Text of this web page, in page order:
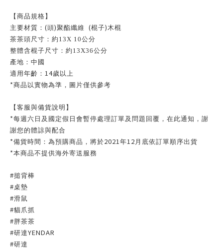
【商品規格】
主要材質： (頭)聚酯纖維 (棍子)木棍
茶茶頭尺寸：約13X 10公分
整體含棍子尺寸：約13X36公分
產地：中國
適用年齡： 14歲以上
*商品以實物為準，圖片僅供參考
【客服與備貨說明】
*每週六日及國定假日會暫停處理訂單及問題回覆，在此通知，謝
謝您的體諒與配合
*備貨時間：為預購商品，將於2021年12 月底依訂單順序出貨
*本商品不提供海外寄送服務
#搥背棒
#桌墊
#滑鼠
#貓爪抓
#胖茶茶
#研達YENDAR
#研達